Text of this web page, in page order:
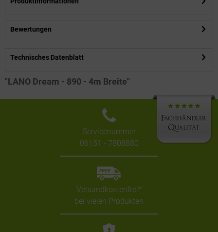
Bewertungen
Technisches Datenblatt
"LANO Dream - 890 - 4m Breite"
Servicenummer
06151 - 7808880
Versandkostenfrei*
bei vielen Produkten